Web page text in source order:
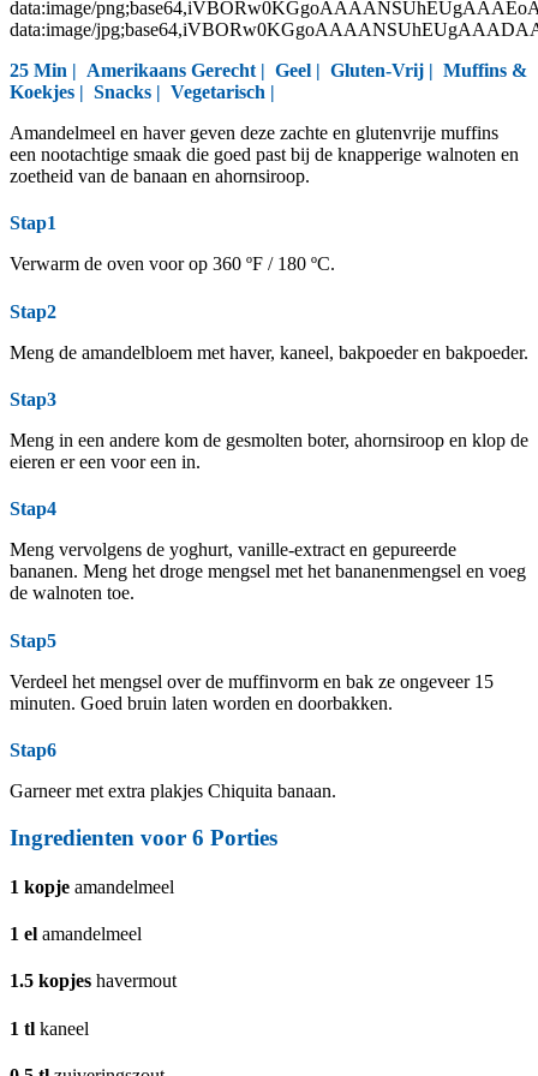
data:image/
data:image/
25 Min | Amerikaans Gerecht | Geel | Gluten-Vrij | Muffins &
Koekjes | Snacks | Vegetarisch |
Amandelmeel en haver geven deze zachte en glutenvrije muffins
een nootachtige smaak die goed past bij de knapperige walnoten en
zoetheid van de banaan en ahornsiroop.
Stap1
Verwarm de oven voor op 360 ºF / 180 ºC.
Stap2
Meng de amandelbloem met haver, kaneel, bakpoeder en bakpoeder.
Stap3
Meng in een andere kom de gesmolten boter, ahornsiroop en klop de
eieren er een voor een in.
Stap4
Meng vervolgens de yoghurt, vanille-extract en gepureerde
bananen. Meng het droge mengsel met het bananenmengsel en voeg
de walnoten toe.
Stap5
Verdeel het mengsel over de muffinvorm en bak ze ongeveer 15
minuten. Goed bruin laten worden en doorbakken.
Stap6
Garneer met extra plakjes Chiquita banaan.
Ingredienten voor 6 Porties
1 kopje amandelmeel
1 el amandelmeel
1.5 kopjes havermout
1 tl kaneel